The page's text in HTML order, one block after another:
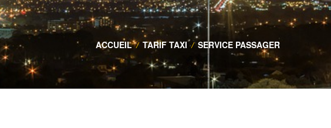
ACCUEIL / TARIF TAXI / SERVICE PASSAGER